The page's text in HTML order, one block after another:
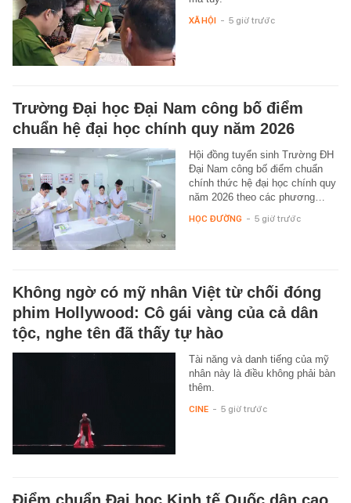
XÃ HỘI - 5 giờ trước
Trường Đại học Đại Nam công bố điểm
chuẩn hệ đại học chính quy năm 2026
Hội đồng tuyển sinh Trường ĐH
Đại Nam công bố điểm chuẩn
chính thức hệ đại học chính quy
năm 2026 theo các phương…
HỌC ĐƯỜNG - 5 giờ trước
Không ngờ có mỹ nhân Việt từ chối đóng
phim Hollywood: Cô gái vàng của cả dân
tộc, nghe tên đã thấy tự hào
Tài năng và danh tiếng của mỹ
nhân này là điều không phải bàn
thêm.
CINE - 5 giờ trước